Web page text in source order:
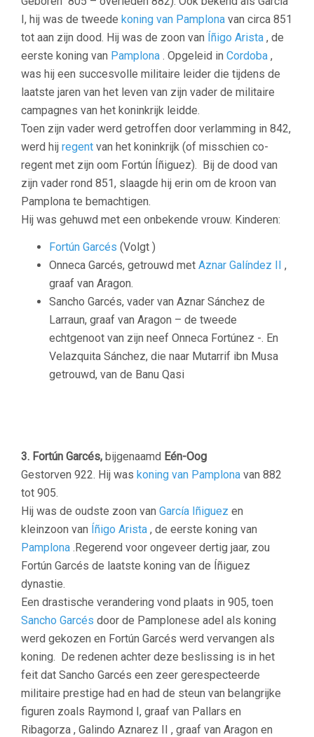
I, hij was de tweede koning van Pamplona van circa 851
tot aan zijn dood. Hij was de zoon van Íñigo Arista , de
eerste koning van Pamplona . Opgeleid in Cordoba ,
was hij een succesvolle militaire leider die tijdens de
laatste jaren van het leven van zijn vader de militaire
campagnes van het koninkrijk leidde.
Toen zijn vader werd getroffen door verlamming in 842,
werd hij regent van het koninkrijk (of misschien co-
regent met zijn oom Fortún Íñiguez). Bij de dood van
zijn vader rond 851, slaagde hij erin om de kroon van
Pamplona te bemachtigen.
Hij was gehuwd met een onbekende vrouw. Kinderen:
Fortún Garcés (Volgt )
Onneca Garcés, getrouwd met Aznar Galíndez II ,
graaf van Aragon.
Sancho Garcés, vader van Aznar Sánchez de
Larraun, graaf van Aragon – de tweede
echtgenoot van zijn neef Onneca Fortúnez -. En
Velazquita Sánchez, die naar Mutarrif ibn Musa
getrouwd, van de Banu Qasi
3. Fortún Garcés, bijgenaamd Eén-Oog
Gestorven 922. Hij was koning van Pamplona van 882
tot 905.
Hij was de oudste zoon van García Iñiguez en
kleinzoon van Íñigo Arista , de eerste koning van
Pamplona .Regerend voor ongeveer dertig jaar, zou
Fortún Garcés de laatste koning van de Íñiguez
dynastie.
Een drastische verandering vond plaats in 905, toen
Sancho Garcés door de Pamplonese adel als koning
werd gekozen en Fortún Garcés werd vervangen als
koning. De redenen achter deze beslissing is in het
feit dat Sancho Garcés een zeer gerespecteerde
militaire prestige had en had de steun van belangrijke
figuren zoals Raymond I, graaf van Pallars en
Ribagorza , Galindo Aznarez II , graaf van Aragon en